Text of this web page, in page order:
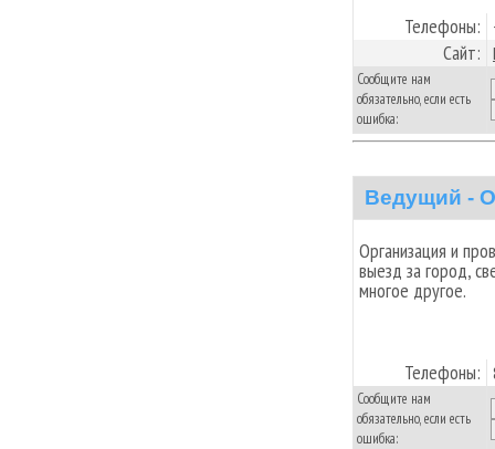
Телефоны:
Сайт:
Сообщите нам
обязательно, если есть
ошибка:
Ведущий -
Организация и
выезд за город,
многое другое.
Телефоны:
Сообщите нам
обязательно, если есть
ошибка: